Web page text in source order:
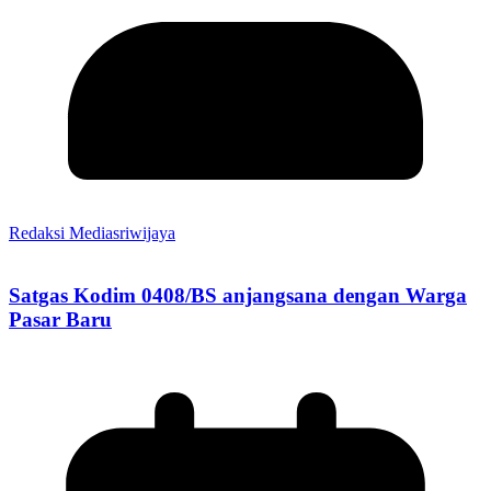
Redaksi Mediasriwijaya
Satgas Kodim 0408/BS anjangsana dengan Warga
Pasar Baru